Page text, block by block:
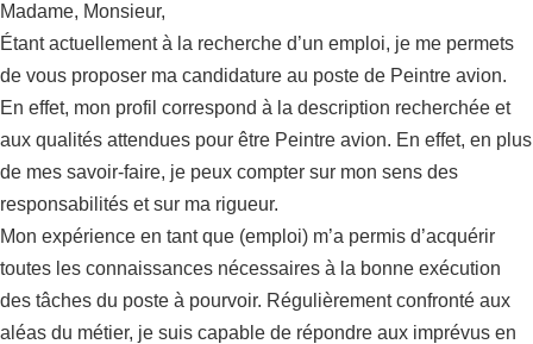
Madame, Monsieur,
Étant actuellement à la recherche d’un emploi, je me permets
de vous proposer ma candidature au poste de Peintre avion.
En effet, mon profil correspond à la description recherchée et
aux qualités attendues pour être Peintre avion. En effet, en plus
de mes savoir-faire, je peux compter sur mon sens des
responsabilités et sur ma rigueur.
Mon expérience en tant que (emploi) m’a permis d’acquérir
toutes les connaissances nécessaires à la bonne exécution
des tâches du poste à pourvoir. Régulièrement confronté aux
aléas du métier, je suis capable de répondre aux imprévus en